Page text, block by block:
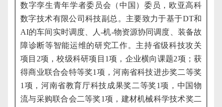
数字孪生青年学者委员会（中国）委员，欧亚高科
数字技术有限公司科技副总。主要致力于基于DT和
AI的车间实时调度、人-机-物资源协同调度、装备故
障诊断等智能运维的研究工作。主持省级科技攻关
项目 2项，校级科研项目 1项，企业横向课题2项；获
得商业联合会特等奖1 项，河南省科技进步奖二等奖
1 项，河南省教育厅科技成果奖二等奖1项，中国物
流与采购联合会二等奖1项，建材机械科学技术奖二